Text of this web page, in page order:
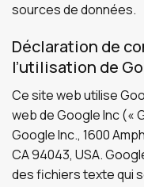
sources de données.
Déclaration de
l’utilisation de
Ce site web utilise
web de Google Inc («
Google Inc., 1600
CA 94043, USA.
des fichiers texte qui